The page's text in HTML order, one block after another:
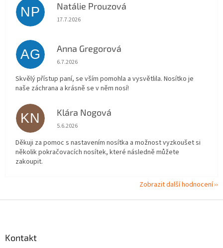
NP Natálie Prouzová
Hodnocení obchodu je 5 z 5 hvězdiček.
17.7.2026
AG Anna Gregorová
Hodnocení obchodu je 5 z 5 hvězdiček.
6.7.2026
Skvělý přístup paní, se vším pomohla a vysvětlila. Nosítko je
naše záchrana a krásně se v něm nosí!
KN Klára Nogová
Hodnocení obchodu je 5 z 5 hvězdiček.
5.6.2026
Děkuji za pomoc s nastavením nosítka a možnost vyzkoušet si
několik pokračovacích nosítek, které následně můžete
zakoupit.
Zobrazit další hodnocení
Kontakt